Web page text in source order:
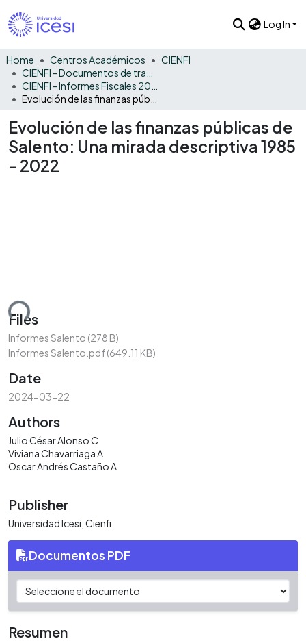
Log In
Home Centros Académicos
CIENFI
Evolución de las finanzas públicas de
Salento: Una mirada descriptiva 1985
- 2022
Files
Informes Salento (278 B)
Informes Salento.pdf(649.11 KB)
Date
2024-03-22
Authors
Julio César Alonso C
Viviana Chavarriaga A
Oscar Andrés Castaño A
Publisher
Universidad Icesi; Cienfi
Documentos PDF
Resumen